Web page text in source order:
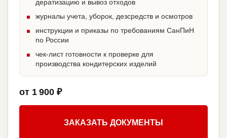
дератизацию и вывоз отходов
журналы учета, уборок, дезсредств и осмотров
инструкции и приказы по требованиям СанПиН
по России
чек-лист готовности к проверке для
производства кондитерских изделий
от 1 900 ₽
ЗАКАЗАТЬ ДОКУМЕНТЫ